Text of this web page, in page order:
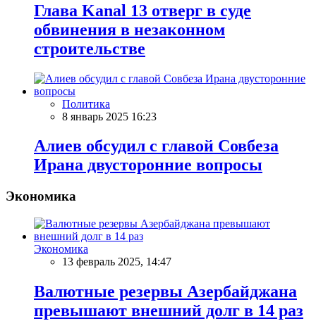
Глава Kanal 13 отверг в суде
обвинения в незаконном
строительстве
Политика
8 январь 2025 16:23
Алиев обсудил с главой Совбеза
Ирана двусторонние вопросы
Экономика
Экономика
13 февраль 2025, 14:47
Валютные резервы Азербайджана
превышают внешний долг в 14 раз